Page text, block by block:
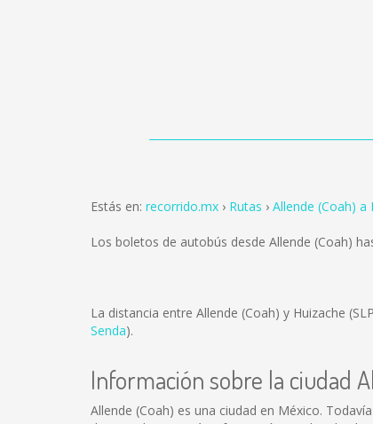
Estás en: recorrido.mx Rutas Allende (Coah) a
Los boletos de autobús desde Allende (Coah)
La distancia entre Allende (Coah) y Huizache
Senda).
Información sobre la ciudad
Allende (Coah) es una ciudad en México.